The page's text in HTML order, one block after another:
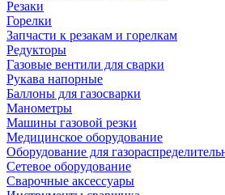
Резаки
Горелки
Запчасти к резакам и горелкам
Редукторы
Газовые вентили для сварки
Рукава напорные
Баллоны для газосварки
Манометры
Машины газовой резки
Медицинское оборудование
Оборудование для
Сетевое оборудование
Сварочные аксессуары